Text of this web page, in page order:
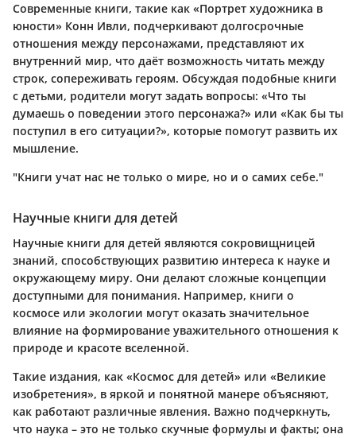
Современные книги, такие как «Портрет художника в
юности» Конн Ивли, подчеркивают долгосрочные
отношения между персонажами, представляют их
внутренний мир, что даёт возможность читать между
строк, сопереживать героям. Обсуждая подобные книги
с детьми, родители могут задать вопросы: «Что ты
думаешь о поведении этого персонажа?» или «Как бы ты
поступил в его ситуации?», которые помогут развить их
мышление.
"Книги учат нас не только о мире, но и о самих себе."
Научные книги для детей
Научные книги для детей являются сокровищницей
знаний, способствующих развитию интереса к науке и
окружающему миру. Они делают сложные концепции
доступными для понимания. Например, книги о
космосе или экологии могут оказать значительное
влияние на формирование уважительного отношения к
природе и красоте вселенной.
Такие издания, как «Космос для детей» или «Великие
изобретения», в яркой и понятной манере объясняют,
как работают различные явления. Важно подчеркнуть,
что наука – это не только скучные формулы и факты; она